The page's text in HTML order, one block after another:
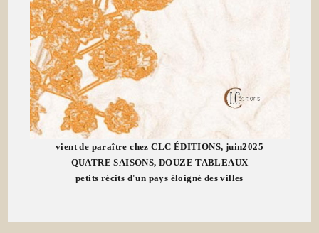
vient de paraître chez CLC ÉDITIONS, juin2025
QUATRE SAISONS, DOUZE TABLEAUX
petits récits d'un pays éloigné des villes